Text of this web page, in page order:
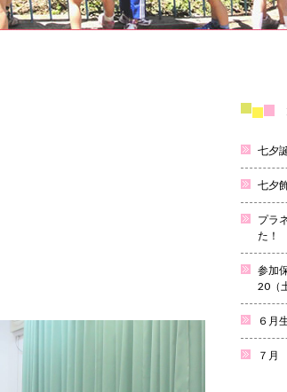
七夕
七夕
プラ
た！
参加
20（
６月
７月